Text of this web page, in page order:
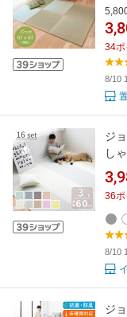
畳
日
床
グ
34ポ
8/10
ジ
し
ビ
ョ
グ
屋
36ポ
8/10
ジ